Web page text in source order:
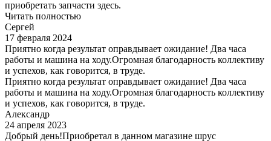
приобретать запчасти здесь.
Читать полностью
Сергей
17 февраля 2024
Приятно когда результат оправдывает ожидание! Два часа
работы и машина на ходу.Огромная благодарность коллективу
и успехов, как говорится, в труде.
Приятно когда результат оправдывает ожидание! Два часа
работы и машина на ходу.Огромная благодарность коллективу
и успехов, как говорится, в труде.
Александр
24 апреля 2023
Добрый день!Приобретал в данном магазине шрус